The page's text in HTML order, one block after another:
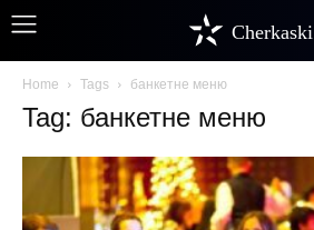
Cherkaski
Home Tags банкетне меню
Tag: банкетне меню